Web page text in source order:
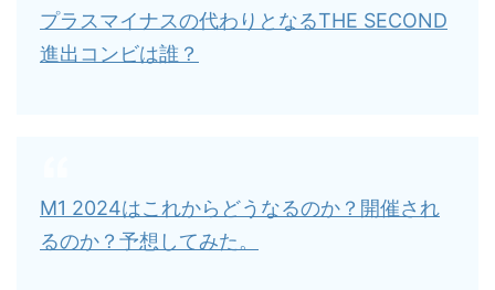
プラスマイナスの代わりとなるTHE SECOND
進出コンビは誰？
M1 2024はこれからどうなるのか？開催され
るのか？予想してみた。